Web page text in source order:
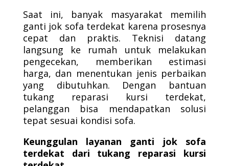
Saat ini, banyak masyarakat memilih
ganti jok sofa terdekat karena prosesnya
cepat dan praktis. Teknisi datang
langsung ke rumah untuk melakukan
pengecekan, memberikan estimasi
harga, dan menentukan jenis perbaikan
yang dibutuhkan. Dengan bantuan
tukang reparasi kursi terdekat,
pelanggan bisa mendapatkan solusi
tepat sesuai kondisi sofa.
Keunggulan layanan ganti jok sofa
terdekat dari tukang reparasi kursi